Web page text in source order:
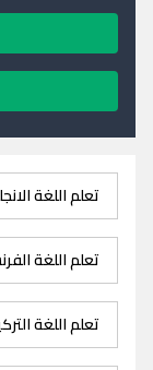
تعلم اللغة
تعلم اللغة
تعلم اللغة